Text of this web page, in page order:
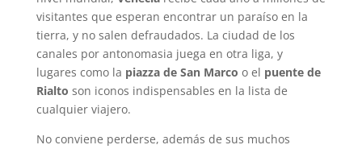
visitantes que esperan encontrar un paraíso en la
tierra, y no salen defraudados. La ciudad de los
canales por antonomasia juega en otra liga, y
lugares como la piazza de San Marco o el puente de
Rialto son iconos indispensables en la lista de
cualquier viajero.
No conviene perderse, además de sus muchos